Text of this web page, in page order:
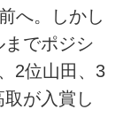
へ。しかし
でポジシ
2位山田、3
が入賞し